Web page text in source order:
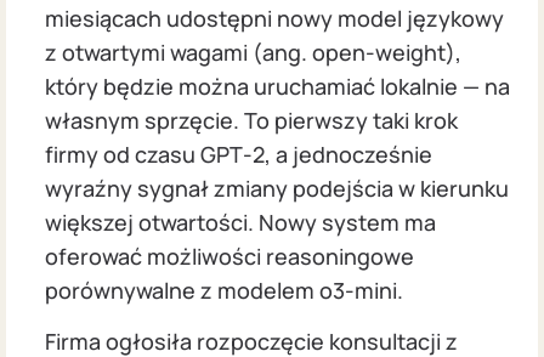
miesiącach udostępni nowy model językowy
z otwartymi wagami (ang. open-weight),
który będzie można uruchamiać lokalnie — na
własnym sprzęcie. To pierwszy taki krok
firmy od czasu GPT‑2, a jednocześnie
wyraźny sygnał zmiany podejścia w kierunku
większej otwartości. Nowy system ma
oferować możliwości reasoningowe
porównywalne z modelem o3-mini.
Firma ogłosiła rozpoczęcie konsultacji z